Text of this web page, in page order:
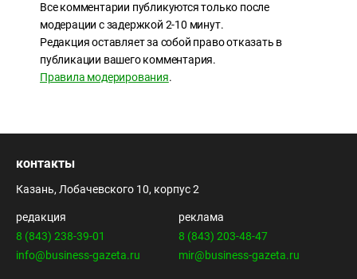
Все комментарии публикуются только после
модерации с задержкой 2-10 минут.
Редакция оставляет за собой право отказать в
публикации вашего комментария.
Правила модерирования.
контакты
Казань, Лобачевского 10, корпус 2
редакция
8 (843) 238-39-01
info@business-gazeta.ru
реклама
8 (843) 203-48-47
mir@business-gazeta.ru